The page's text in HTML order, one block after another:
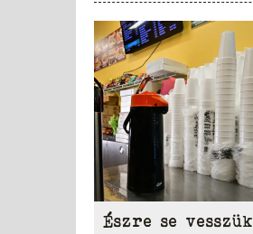
Észre se vesszük